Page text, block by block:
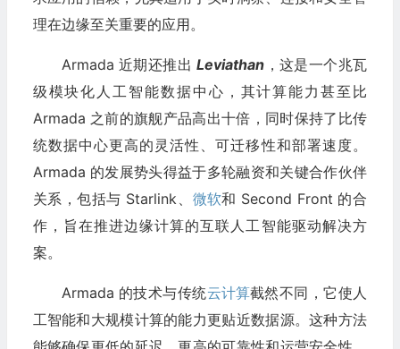
理在边缘至关重要的应用。
Armada 近期还推出Leviathan ，这是一个兆瓦
级模块化人工智能数据中心，其计算能力甚至比
Armada 之前的旗舰产品高出十倍，同时保持了比传
统数据中心更高的灵活性、可迁移性和部署速度。
Armada 的发展势头得益于多轮融资和关键合作伙伴
关系，包括与 Starlink、 微软和 Second Front 的合
作，旨在推进边缘计算的互联人工智能驱动解决方
案。
Armada 的技术与传统云计算截然不同，它使人
工智能和大规模计算的能力更贴近数据源。这种方法